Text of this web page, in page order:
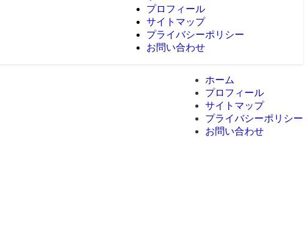
プロフィール
サイトマップ
プライバシーポリシー
お問い合わせ
ホーム
プロフィール
サイトマップ
プライバシーポリシー
お問い合わせ